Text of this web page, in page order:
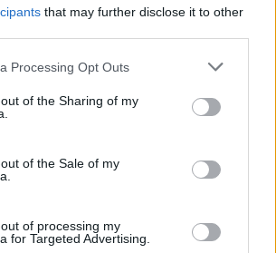
that may further disclose it to other
website/app uses one or more Google
visit or usage behaviour. You may click to
to Google and its third-party tags to
specified purposes in below Google
Processing Opt Outs
of the Sharing of my
of the Sale of my
of processing my
for Targeted Advertising.
Αργυρός και Αλεξάνδρα
διακοπές με πολυτελές γιοτ
τους
ξετρελάθηκε με μπάντα που
στο Φισκάρδο και τους
τον Λιονέλ Μέσι – Πέθανε ο
Χόρχε
Άγιο Νεκτάριο Βούλας για να
για τον γιο τους